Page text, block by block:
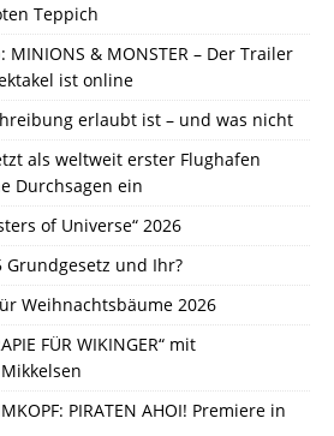
Teppich
& MONSTER – Der Trailer
ist online
erlaubt ist – und was nicht
als weltweit erster Flughafen
Durchsagen ein
of Universe“ 2026
und Ihr?
Weihnachtsbäume 2026
FÜR WIKINGER“ mit
PIRATEN AHOI! Premiere in